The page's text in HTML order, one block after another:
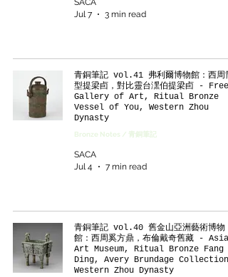
SACA
Jul 7
3 min read
青銅筆記 vol.41 弗利爾博物館：西周筒
型提梁卣，對比靈台潶伯提梁卣 - Freer
Gallery of Art, Ritual Bronze
Vessel of You, Western Zhou
Dynasty
Bronze Notes / 青銅筆記
SACA
Jul 4
7 min read
青銅筆記 vol.40 舊金山亞洲藝術博物
館：西周奚方鼎，布倫戴奇舊藏 - Asian
Art Museum, Ritual Bronze Fang
Ding, Avery Brundage Collection,
Western Zhou Dynasty